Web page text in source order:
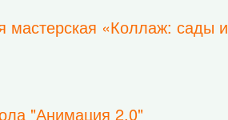
мастерская «Коллаж: сады
"Анимация 2.0"